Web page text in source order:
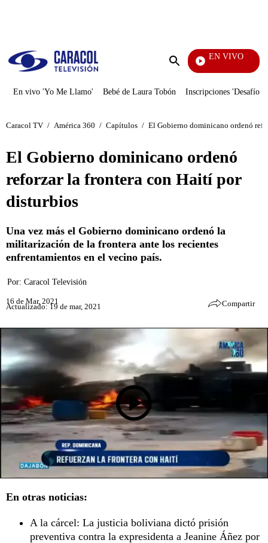
Enviar
EN VIVO
Día A Día
En vivo 'Yo Me Llamo' Bebé de Laura Tobón Inscripciones 'Desafío'
Caracol TV / América 360 / Capítulos / El Gobierno dominicano ordenó
El Gobierno dominicano ordenó
reforzar la frontera con Haití por
disturbios
Una vez más el Gobierno dominicano ordenó la
militarización de la frontera ante los recientes
enfrentamientos en el vecino país.
Por: Caracol Televisión
16 de Mar, 2021
Actualizado: 19 de mar, 2021 Compartir
En otras noticias:
A la cárcel: La justicia boliviana dictó prisión
preventiva contra la expresidenta a Jeanine Áñez por